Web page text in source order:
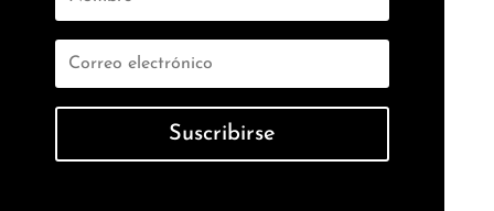
Suscribirse